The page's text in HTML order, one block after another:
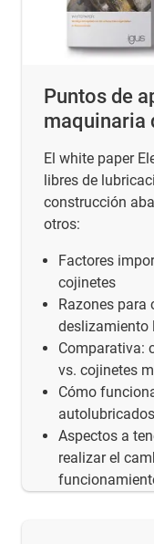
Puntos de
maquinaria
El white paper
libres de
construcción
otros:
Factores
cojinetes
Razones para
deslizamiento
Comparativa:
vs. cojinetes
Cómo
autolubricados
Aspectos a
realizar el